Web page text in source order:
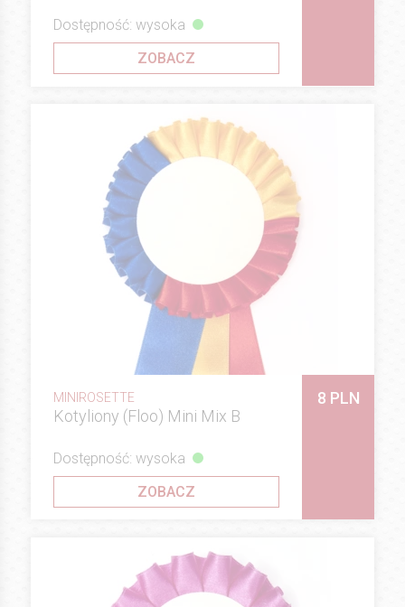
Dostępność: wysoka
ZOBACZ
MINIROSETTE
Kotyliony (Floo) Mini Mix B
8 PLN
Dostępność: wysoka
ZOBACZ